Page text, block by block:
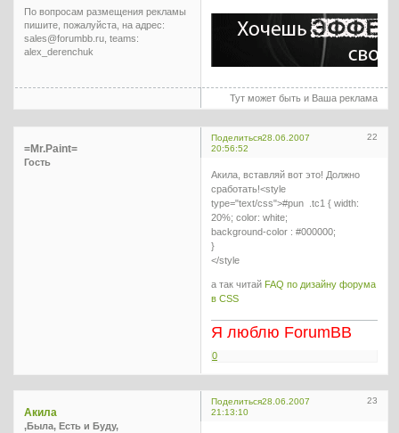
По вопросам размещения рекламы
пишите, пожалуйста, на адрес:
sales@forumbb.ru, teams:
alex_derenchuk
Тут может быть и Ваша реклама
Поделиться 22
28.06.2007
20:56:52
=Mr.Paint=
Гость
Акила, вставляй вот это! Должно
сработать!<style
type="text/css">#pun .tc1 { width:
20%; color: white;
background-color : #000000;
}
</style
а так читай FAQ по дизайну форума
в CSS
Я люблю ForumBB
0
Поделиться 23
28.06.2007
21:13:10
Акила
,Была, Есть и Буду,